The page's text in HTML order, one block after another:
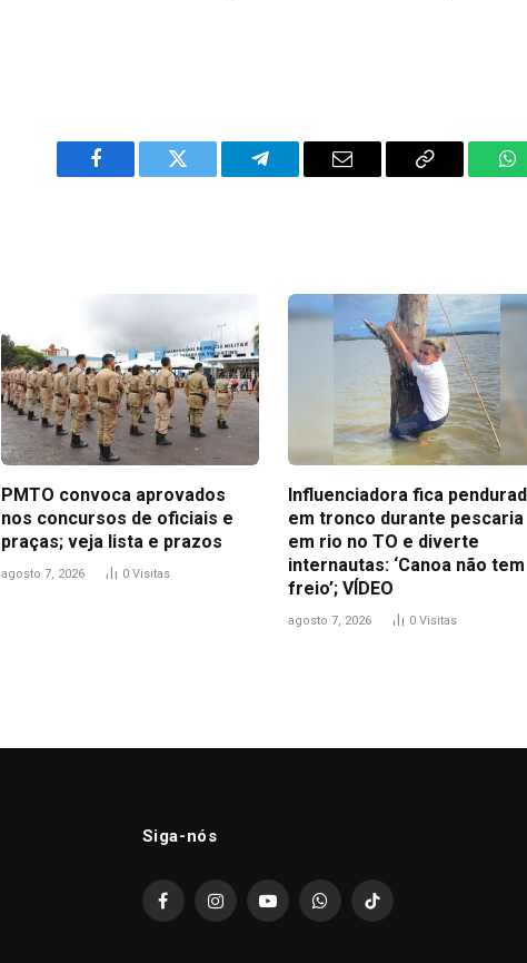
Facebook Twitter Telegram Email
Copy
PMTO convoca aprovados
nos concursos de oficiais e
praças; veja lista e prazos
agosto 7, 2026 0 Visitas
Influenciadora fica
em tronco durante pescaria
em rio no TO e diverte
internautas: ‘Canoa não tem
freio’; VÍDEO
agosto 7, 2026 0 Visitas
Siga-nós
FacebookInstagramYouTubeWhatsAppTikTok